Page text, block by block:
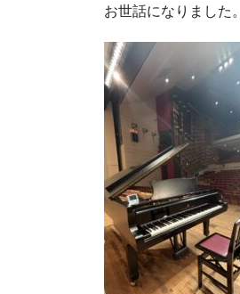
お世話になりました。